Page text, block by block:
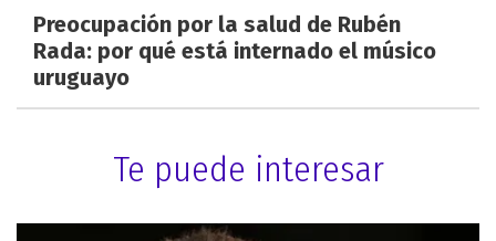
Preocupación por la salud de Rubén
Rada: por qué está internado el músico
uruguayo
Te puede interesar